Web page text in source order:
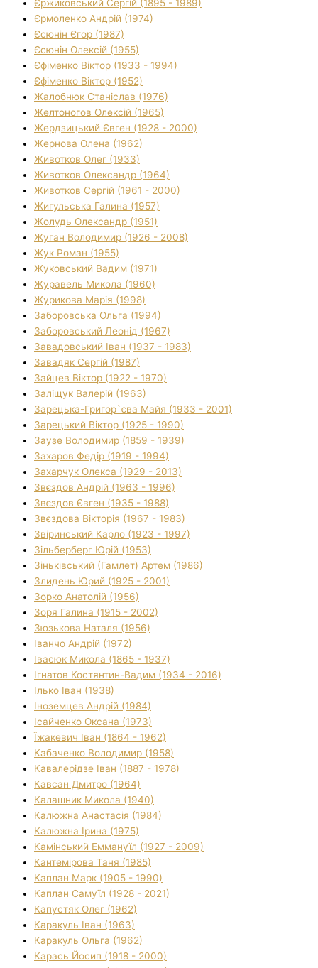
Єржиковський Сергій (1895 - 1989)
Єрмоленко Андрій (1974)
Єсюнін Єгор (1987)
Єсюнін Олексій (1955)
Єфіменко Віктор (1933 - 1994)
Єфіменко Віктор (1952)
Жалобнюк Станіслав (1976)
Желтоногов Олексій (1965)
Жердзицький Євген (1928 - 2000)
Жернова Олена (1962)
Животков Олег (1933)
Животков Олександр (1964)
Животков Сергій (1961 - 2000)
Жигульська Галина (1957)
Жолудь Олександр (1951)
Жуган Володимир (1926 - 2008)
Жук Роман (1955)
Жуковський Вадим (1971)
Журавель Микола (1960)
Журикова Марія (1998)
Заборовська Ольга (1994)
Заборовський Леонід (1967)
Завадовський Іван (1937 - 1983)
Завадяк Сергій (1987)
Зайцев Віктор (1922 - 1970)
Заліщук Валерій (1963)
Зарецька-Григор`єва Майя (1933 - 2001)
Зарецький Віктор (1925 - 1990)
Заузе Володимир (1859 - 1939)
Захаров Федір (1919 - 1994)
Захарчук Олекса (1929 - 2013)
Звєздов Андрій (1963 - 1996)
Звєздов Євген (1935 - 1988)
Звєздова Вікторія (1967 - 1983)
Звіринський Карло (1923 - 1997)
Зільберберг Юрій (1953)
Зіньківський (Гамлет) Артем (1986)
Злидень Юрий (1925 - 2001)
Зорко Анатолій (1956)
Зоря Галина (1915 - 2002)
Зюзькова Наталя (1956)
Іванчо Андрій (1972)
Івасюк Микола (1865 - 1937)
Ігнатов Костянтин-Вадим (1934 - 2016)
Ілько Іван (1938)
Іноземцев Андрій (1984)
Ісайченко Оксана (1973)
Їжакевич Іван (1864 - 1962)
Кабаченко Володимир (1958)
Кавалерідзе Іван (1887 - 1978)
Кавсан Дмитро (1964)
Калашник Микола (1940)
Калюжна Анастасія (1984)
Калюжна Ірина (1975)
Камінський Еммануїл (1927 - 2009)
Кантемірова Таня (1985)
Каплан Марк (1905 - 1990)
Каплан Самуїл (1928 - 2021)
Капустяк Олег (1962)
Каракуль Іван (1963)
Каракуль Ольга (1962)
Карась Йосип (1918 - 2000)